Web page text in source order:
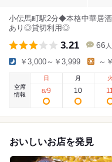
小伝馬町駅2分◆本格中華居
あり◎貸切利用◎
3.21 66 人
￥3,000～￥3,999 ～
空席
情報
日
8/9
月
10
火
おいしいお店を発見